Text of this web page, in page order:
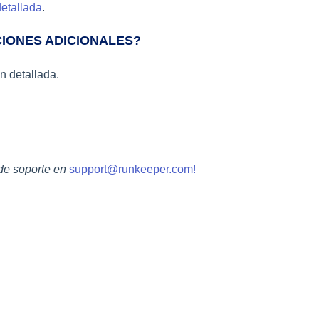
.
ADICIONALES?
detallada.
soporte en support@runkeeper.com!